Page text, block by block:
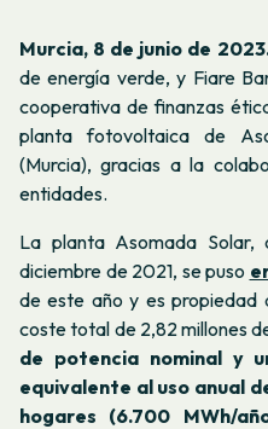
Murcia, 8 de junio de
de energía verde, y Fiare
cooperativa de finanzas
planta fotovoltaica de
(Murcia), gracias a la
entidades.
La planta Asomada Solar,
diciembre de 2021, se puso
de este año y es propiedad
coste total de 2,82 millones
de potencia nominal y
equivalente al uso anual
hogares (6.700 MWh/